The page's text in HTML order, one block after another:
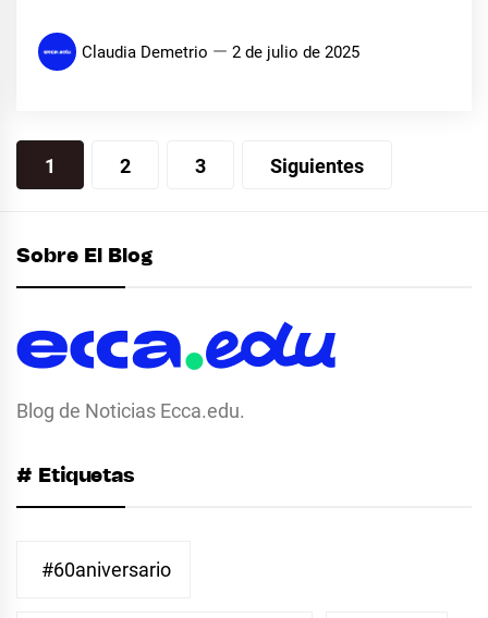
Claudia Demetrio 2 de julio de 2025
Paginación
de
1 2 3 Siguientes
Sobre El Blog
Blog de Noticias Ecca.edu.
# Etiquetas
#60aniversario